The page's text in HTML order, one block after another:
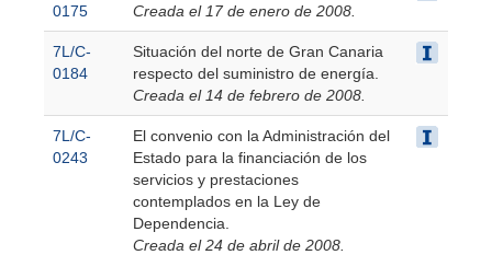
0175
Creada el 17 de enero de 2008.
7L/C-
0184
Situación del norte de Gran Canaria
respecto del suministro de energía.
Creada el 14 de febrero de 2008.
7L/C-
0243
El convenio con la Administración del
Estado para la financiación de los
servicios y prestaciones
contemplados en la Ley de
Dependencia.
Creada el 24 de abril de 2008.